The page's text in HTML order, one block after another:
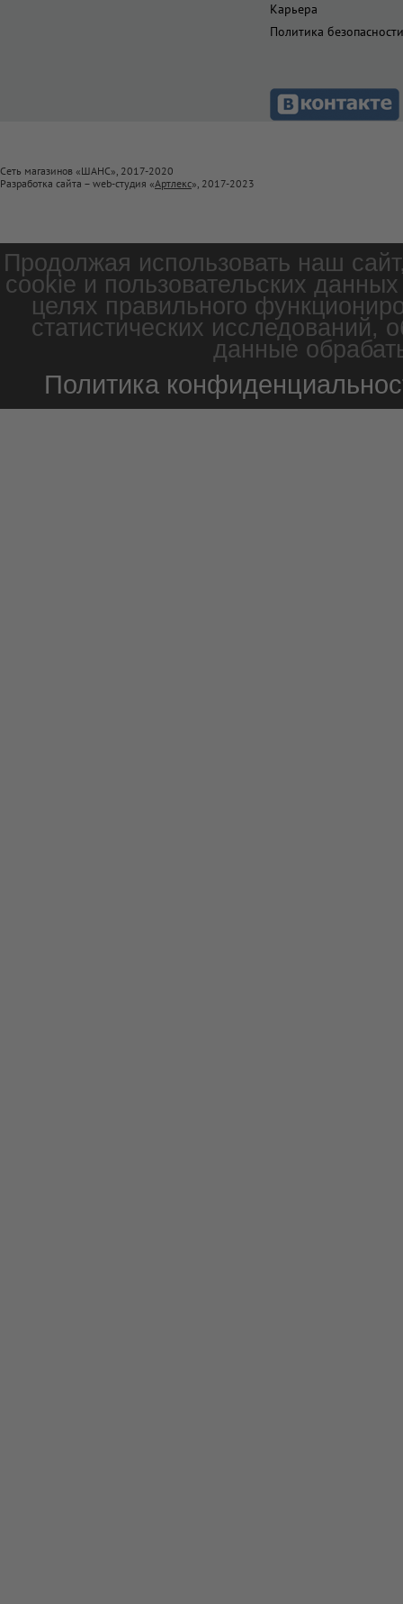
Карьера
Политика безопасности
Сеть магазинов «ШАНС», 2017-2020
Разработка сайта – web-студия «Артлекс», 2017-2023
Продолжая использовать наш
cookie и пользовательских
целях правильного
статистических
данные
Политика